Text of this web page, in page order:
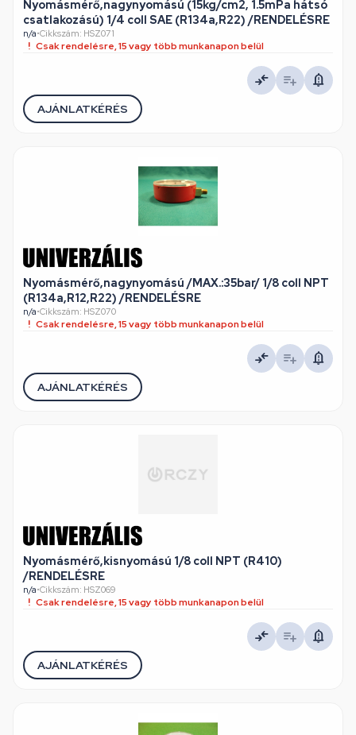
Nyomásmérő,nagynyomású (15kg/cm2, 1.5mPa hátsó
csatlakozású) 1/4 coll SAE (R134a,R22) /RENDELÉSRE
n/a•Cikkszám: HSZ071
Csak rendelésre, 15 vagy több munkanapon belül
AJÁNLATKÉRÉS
Nyomásmérő,nagynyomású /MAX.:35bar/ 1/8 coll NPT
(R134a,R12,R22) /RENDELÉSRE
n/a•Cikkszám: HSZ070
Csak rendelésre, 15 vagy több munkanapon belül
AJÁNLATKÉRÉS
Nyomásmérő,kisnyomású 1/8 coll NPT (R410)
/RENDELÉSRE
n/a•Cikkszám: HSZ069
Csak rendelésre, 15 vagy több munkanapon belül
AJÁNLATKÉRÉS